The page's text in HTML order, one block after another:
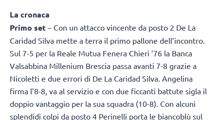
La cronaca
Primo set – Con un attacco vincente da posto 2 De La
Caridad Silva mette a terra il primo pallone dell’incontro.
Sul 7-5 per la Reale Mutua Fenera Chieri ’76 la Banca
Valsabbina Millenium Brescia passa avanti 7-8 grazie a
Nicoletti e due errori di De La Caridad Silva. Angelina
firma l’8-8, va al servizio e con due ficcanti battute sigla il
doppio vantaggio per la sua squadra (10-8). Con alcuni
splendidi colpi da posto 4 Perinelli porta le biancoblù sul